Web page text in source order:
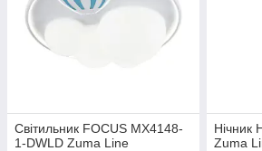
Світильник FOCUS MX4148-
1-DWLD Zuma Line
Нічник
Zuma